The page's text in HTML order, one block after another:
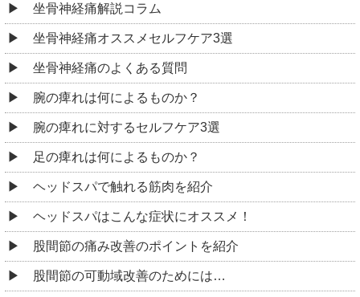
坐骨神経痛解説コラム
坐骨神経痛オススメセルフケア3選
坐骨神経痛のよくある質問
腕の痺れは何によるものか？
腕の痺れに対するセルフケア3選
足の痺れは何によるものか？
ヘッドスパで触れる筋肉を紹介
ヘッドスパはこんな症状にオススメ！
股間節の痛み改善のポイントを紹介
股間節の可動域改善のためには…